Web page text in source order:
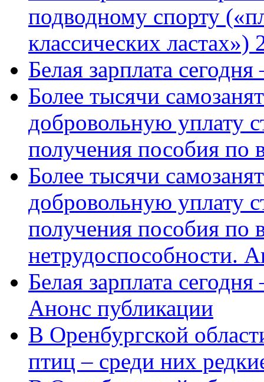
подводному спорту
классических ластах»)
Белая зарплата
Более тысячи
добровольную уплату
получения пособия по
Более тысячи
добровольную уплату
получения пособия по
нетрудоспособности.
Белая зарплата
Анонс публикации
В Оренбургской
птиц – среди них